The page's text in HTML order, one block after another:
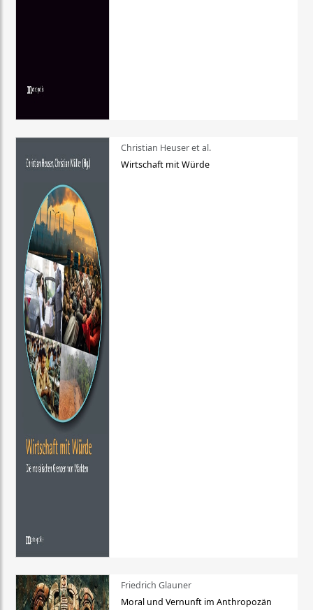
Christian Heuser et al.
Wirtschaft mit Würde
Friedrich Glauner
Moral und Vernunft im Anthropozän